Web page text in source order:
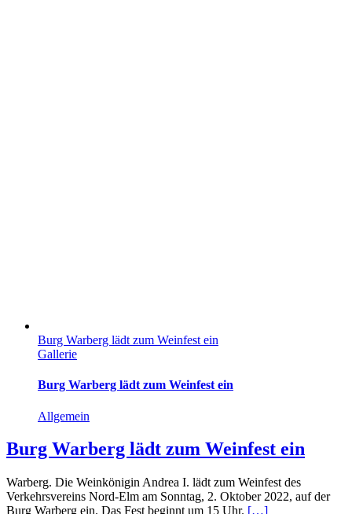
Burg Warberg lädt zum Weinfest ein
Gallerie
Burg Warberg lädt zum Weinfest ein
Allgemein
Burg Warberg lädt zum Weinfest ein
Warberg. Die Weinkönigin Andrea I. lädt zum Weinfest des
Verkehrsvereins Nord-Elm am Sonntag, 2. Oktober 2022, auf der
Burg Warberg ein. Das Fest beginnt um 15 Uhr. […]